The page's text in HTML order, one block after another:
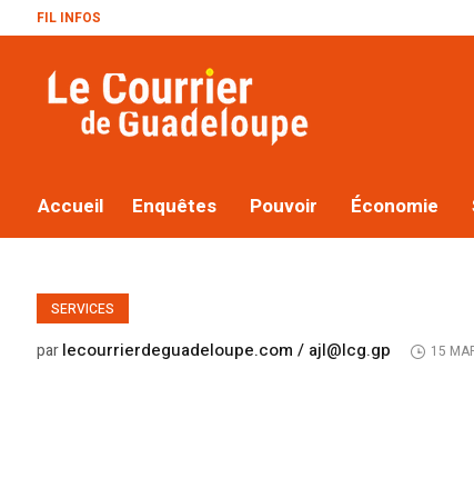
FIL INFOS Le plan
Accueil Enquêtes Pouvoir Économie
SERVICES
parlecourrierdeguadeloupe.com / ajl@lcg.gp 15